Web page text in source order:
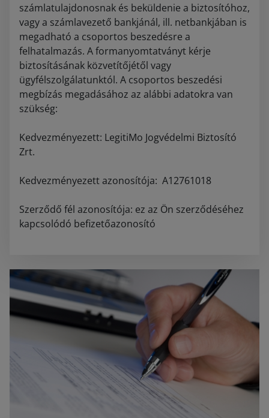
számlatulajdonosnak és beküldenie a biztosítóhoz,
vagy a számlavezető bankjánál, ill. netbankjában is
megadható a csoportos beszedésre a
felhatalmazás. A formanyomtatványt kérje
biztosításának közvetítőjétől vagy
ügyfélszolgálatunktól. A csoportos beszedési
megbízás megadásához az alábbi adatokra van
szükség:
Kedvezményezett: LegitiMo Jogvédelmi Biztosító
Zrt.
Kedvezményezett azonosítója: A12761018
Szerződő fél azonosítója: ez az Ön szerződéséhez
kapcsolódó befizetőazonosító